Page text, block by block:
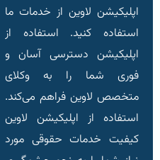
اپلیکیشن لاوین از خدمات ما
استفاده کنید. استفاده از
اپلیکیشن دسترسی آسان و
فوری شما را به وکلای
متخصص لاوین فراهم می‌کند.
استفاده از اپلیکیشن لاوین
کیفیت خدمات حقوقی مورد